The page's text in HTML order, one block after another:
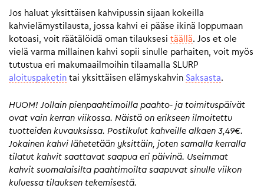
Jos haluat yksittäisen kahvipussin sijaan kokeilla
kahvielämystilausta, jossa kahvi ei pääse ikinä loppumaan
kotoasi, voit räätälöidä oman tilauksesi täällä. Jos et ole
vielä varma millainen kahvi sopii sinulle parhaiten, voit myös
tutustua eri makumaailmoihin tilaamalla SLURP
aloituspaketin tai yksittäisen elämyskahvin Saksasta.
HUOM! Jollain pienpaahtimoilla paahto- ja toimituspäivät
ovat vain kerran viikossa. Näistä on erikseen ilmoitettu
tuotteiden kuvauksissa. Postikulut kahveille alkaen 3,49€.
Jokainen kahvi lähetetään yksittäin, joten samalla kerralla
tilatut kahvit saattavat saapua eri päivinä. Useimmat
kahvit suomalaisilta paahtimoilta saapuvat sinulle viikon
kuluessa tilauksen tekemisestä.